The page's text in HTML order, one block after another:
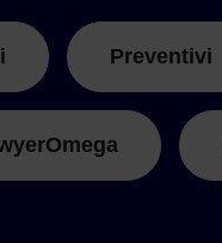
Preventivi